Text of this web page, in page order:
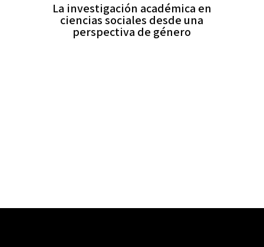
La investigación académica en
ciencias sociales desde una
perspectiva de género